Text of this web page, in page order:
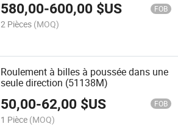
580,00-600,00 $US FOB
2 Pièces (MOQ)
Roulement à billes à poussée dans une
seule direction (51138M)
50,00-62,00 $US FOB
1 Pièce (MOQ)